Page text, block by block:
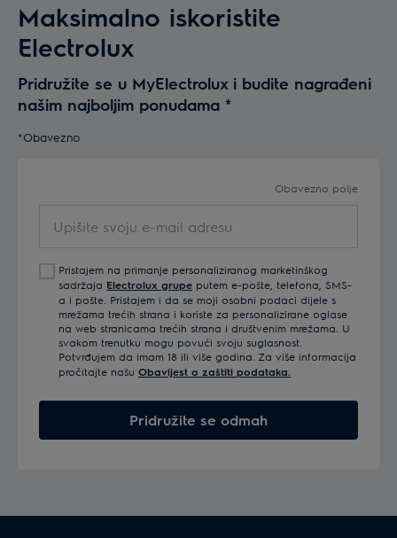
Maksimalno iskoristite
Electrolux
Pridružite se u MyElectrolux i budite nagrađeni
našim najboljim ponudama *
*Obavezno
Obavezno polje
svoju
mail
adresu
Pristajem na primanje personaliziranog marketinškog
sadržaja Electrolux grupe putem e-pošte, telefona, SMS-
a i pošte. Pristajem i da se moji osobni podaci dijele s
mrežama trećih strana i koriste za personalizirane oglase
na web stranicama trećih strana i društvenim mrežama. U
svakom trenutku mogu povući svoju suglasnost.
Potvrđujem da imam 18 ili više godina. Za više informacija
pročitajte našu Obavijest o zaštiti podataka.
Pridružite se odmah